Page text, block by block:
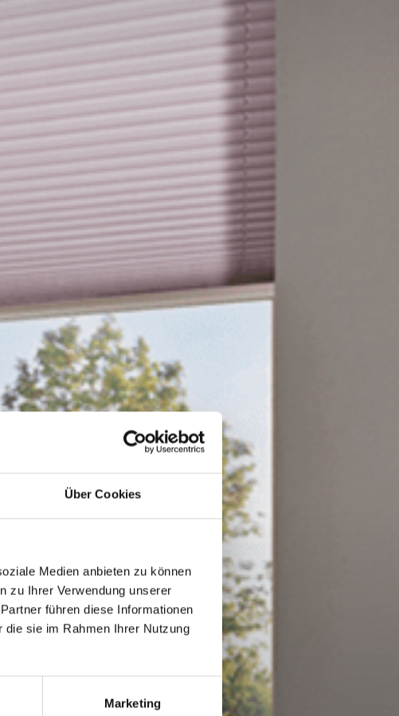
Über Cookies
Medien anbieten zu können
zu Ihrer Verwendung unserer
führen diese Informationen
sie im Rahmen Ihrer Nutzung
Marketing